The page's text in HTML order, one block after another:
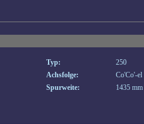
Typ:
250
Achsfolge:
Co'Co'-el
Spurweite: 1435 mm